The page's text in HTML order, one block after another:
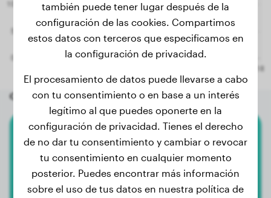
Otros perros aleatorios
Caniche Enano
Bella
también puede tener lugar después de la
configuración de las cookies. Compartimos
estos datos con terceros que especificamos en
la configuración de privacidad.
El procesamiento de datos puede llevarse a cabo
con tu consentimiento o en base a un interés
legítimo al que puedes oponerte en la
configuración de privacidad. Tienes el derecho
de no dar tu consentimiento y cambiar o revocar
tu consentimiento en cualquier momento
posterior. Puedes encontrar más información
sobre el uso de tus datos en nuestra política de